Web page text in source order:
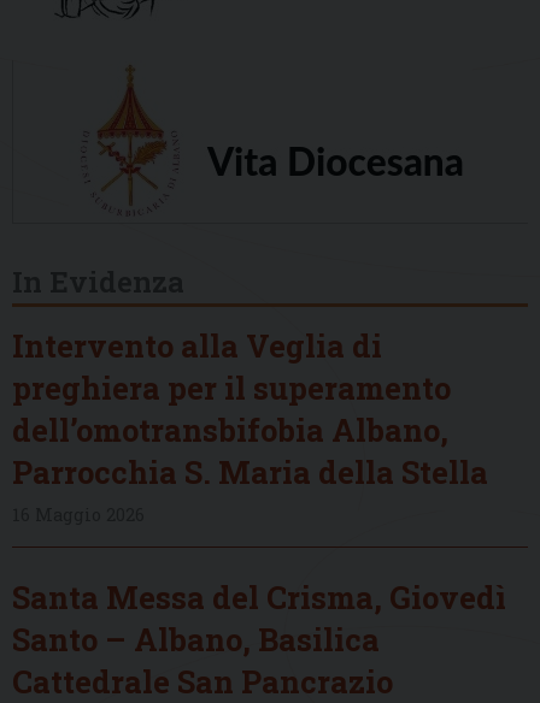
Intervento alla Veglia di
preghiera per il superamento
dell’omotransbifobia Albano,
Parrocchia S. Maria della Stella
Santa Messa del Crisma, Giovedì
Santo – Albano, Basilica
Cattedrale San Pancrazio